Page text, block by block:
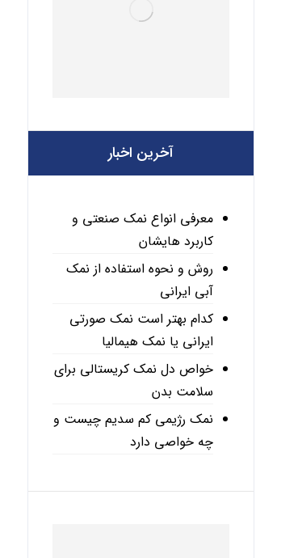
آخرین اخبار
معرفی انواع نمک صنعتی و
کاربرد هایشان
روش و نحوه استفاده از نمک
آبی ایرانی
کدام بهتر است نمک صورتی
ایرانی یا نمک هیمالیا
خواص دل نمک کریستالی برای
سلامت بدن
نمک رژیمی کم سدیم چیست و
چه خواصی دارد